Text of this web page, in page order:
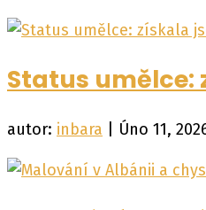
Status umělce:
autor: inbara Úno 11,